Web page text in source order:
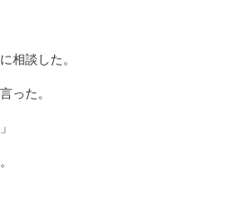
相談した。
った。